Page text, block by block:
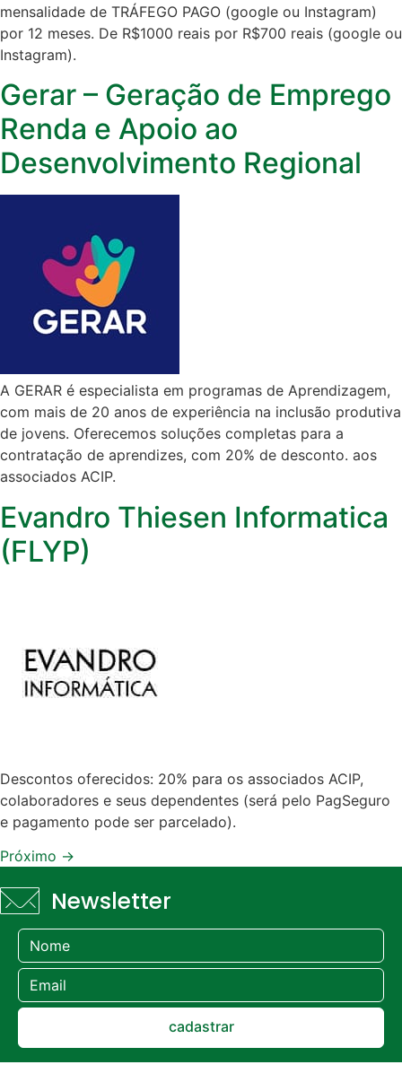
mensalidade de TRÁFEGO PAGO (google ou Instagram)
por 12 meses. De R$1000 reais por R$700 reais (google ou
Instagram).
Gerar – Geração de Emprego
Renda e Apoio ao
Desenvolvimento Regional
A GERAR é especialista em programas de Aprendizagem,
com mais de 20 anos de experiência na inclusão produtiva
de jovens. Oferecemos soluções completas para a
contratação de aprendizes, com 20% de desconto. aos
associados ACIP.
Evandro Thiesen Informatica
(FLYP)
Descontos oferecidos: 20% para os associados ACIP,
colaboradores e seus dependentes (será pelo PagSeguro
e pagamento pode ser parcelado).
Próximo →
Newsletter
cadastrar